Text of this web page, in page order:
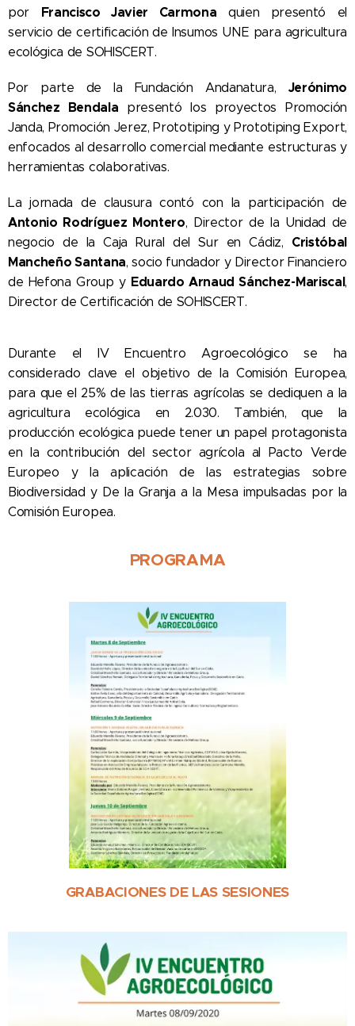
por Francisco Javier Carmona quien presentó el
servicio de certificación de Insumos UNE para agricultura
ecológica de SOHISCERT.
Por parte de la Fundación Andanatura, Jerónimo
Sánchez Bendala presentó los proyectos Promoción
Janda, Promoción Jerez, Prototiping y Prototiping Export,
enfocados al desarrollo comercial mediante estructuras y
herramientas colaborativas.
La jornada de clausura contó con la participación de
Antonio Rodríguez Montero, Director de la Unidad de
negocio de la Caja Rural del Sur en Cádiz, Cristóbal
Mancheño Santana, socio fundador y Director Financiero
de Hefona Group y Eduardo Arnaud Sánchez-Mariscal,
Director de Certificación de SOHISCERT.
Durante el IV Encuentro Agroecológico se ha
considerado clave el objetivo de la Comisión Europea,
para que el 25% de las tierras agrícolas se dediquen a la
agricultura ecológica en 2.030. También, que la
producción ecológica puede tener un papel protagonista
en la contribución del sector agrícola al Pacto Verde
Europeo y la aplicación de las estrategias sobre
Biodiversidad y De la Granja a la Mesa impulsadas por la
Comisión Europea.
PROGRAMA
GRABACIONES DE LAS SESIONES